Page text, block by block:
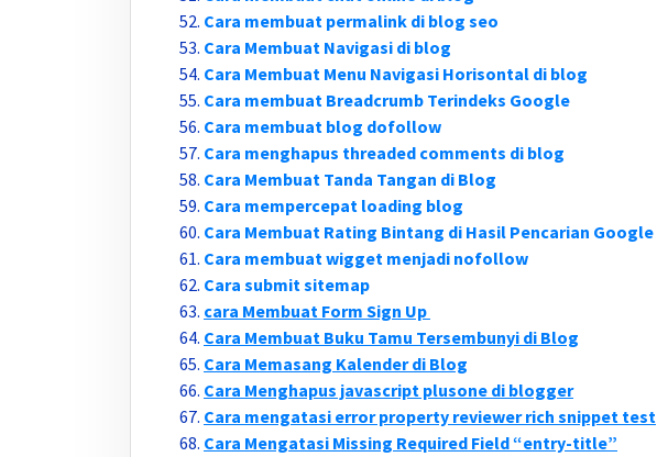
Cara membuat permalink di blog seo
Cara Membuat Navigasi di blog
Cara Membuat Menu Navigasi Horisontal di blog
Cara membuat Breadcrumb Terindeks Google
Cara membuat blog dofollow
Cara menghapus threaded comments di blog
Cara Membuat Tanda Tangan di Blog
Cara mempercepat loading blog
Cara Membuat Rating Bintang di Hasil Pencarian Google
Cara membuat wigget menjadi nofollow
Cara submit sitemap
cara Membuat Form Sign Up
Cara Membuat Buku Tamu Tersembunyi di Blog
Cara Memasang Kalender di Blog
Cara Menghapus javascript plusone di blogger
Cara mengatasi error property reviewer rich snippet test
Cara Mengatasi Missing Required Field “entry-title”